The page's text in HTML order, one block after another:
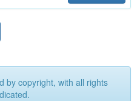
by copyright, with all rights